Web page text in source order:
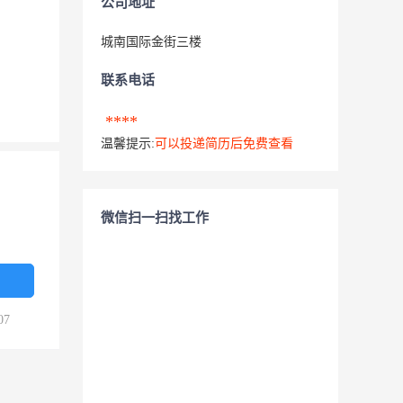
城南国际金街三楼
联系电话
****
温馨提示: 可以投递简历后免费查看
微信扫一扫找工作